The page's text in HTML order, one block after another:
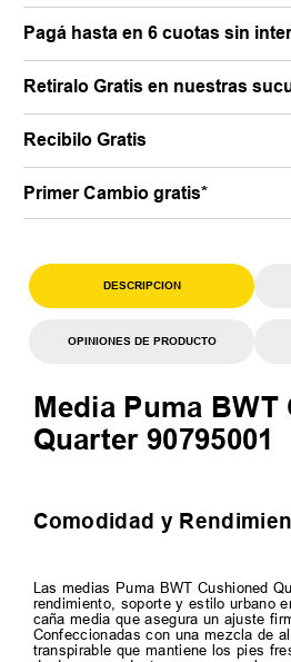
Pagá hasta en 6 cuotas sin
Retiralo Gratis en nuestras
Recibilo Gratis
Primer Cambio gratis*
DESCRIPCION
OPINIONES DE PRODUCTO
Media Puma
Quarter 90795001
Comodidad y
Las medias Puma BWT Cushioned
rendimiento, soporte y estilo urbano
caña media que asegura un ajuste
Confeccionadas con una mezcla de
transpirable que mantiene los pies